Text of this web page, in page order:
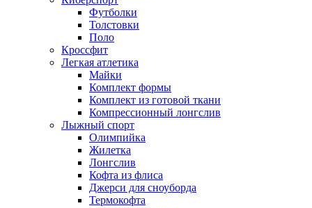
Футболки
Толстовки
Поло
Кроссфит
Легкая атлетика
Майки
Комплект формы
Комплект из готовой ткани
Компрессионный лонгслив
Лыжный спорт
Олимпийка
Жилетка
Лонгслив
Кофта из флиса
Джерси для сноуборда
Термокофта